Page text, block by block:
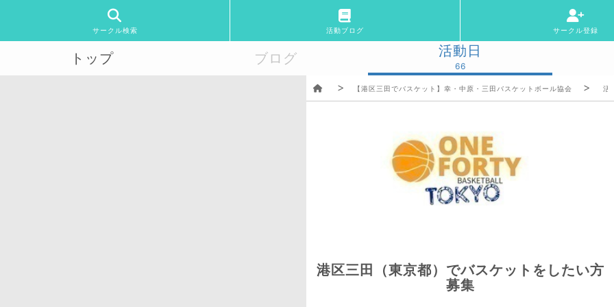
サークル検索 活動ブログ サークル登録
トップ ブログ 活動日
66
【港区三田でバスケット】幸・中原・三田バスケットボール協会 活
港区三田（東京都）でバスケットをしたい方
募集